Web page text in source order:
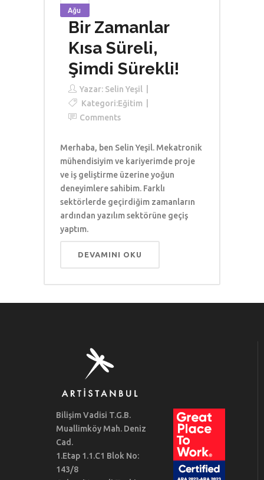
Ağu
Bir Zamanlar
Kısa Süreli,
Şimdi Sürekli!
Yazar: Selin Yeşil
Kategori:Eğitim
Comments
Merhaba, ben Selin Yeşil. Mekatronik
mühendisiyim ve kariyerimde proje
ve iş geliştirme üzerine yoğun
deneyimlere sahibim. Farklı
sektörlerde geçirdiğim zamanların
ardından yazılım sektörüne geçiş
yaptım.
DEVAMINI OKU
Bilişim Vadisi T.G.B.
Muallimköy Mah. Deniz
Cad.
1.Etap 1.1.C1 Blok No:
143/8